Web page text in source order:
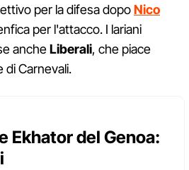
per la difesa dopoNico
per l'attacco. I lariani
ancheLiberali, che piace
di Carnevali.
Ekhator del Genoa: